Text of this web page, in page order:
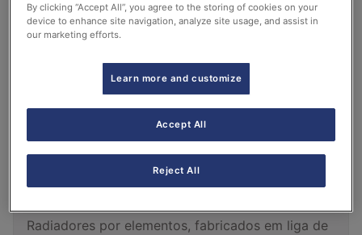
Radiadores por elementos, fabricados em liga de
By clicking “Accept All”, you agree to the storing of cookies on your
device to enhance site navigation, analyze site usage, and assist in
our marketing efforts.
Learn more and customize
Reject All
Accept All